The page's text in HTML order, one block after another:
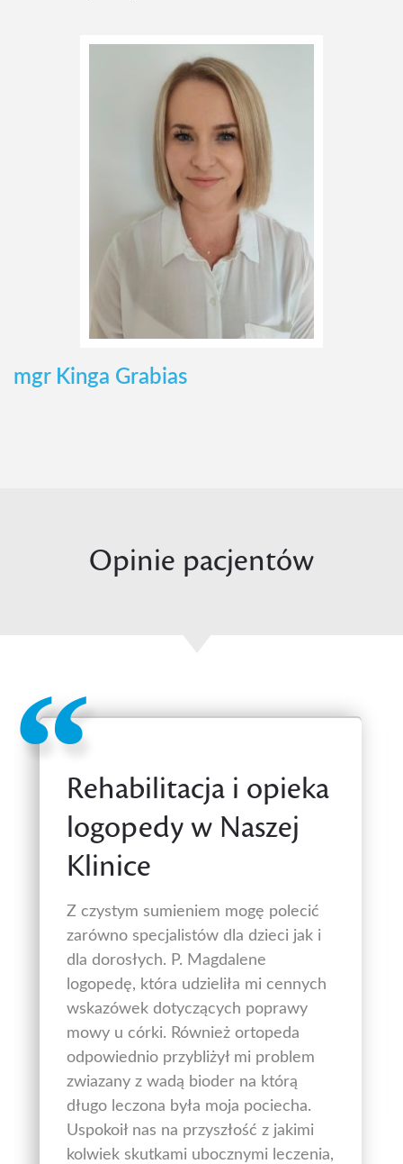
mgr Kinga Grabias
Opinie pacjentów
Rehabilitacja i opieka
logopedy w Naszej
Klinice
Z czystym sumieniem mogę polecić
zarówno specjalistów dla dzieci jak i
dla dorosłych. P. Magdalene
logopedę, która udzieliła mi cennych
wskazówek dotyczących poprawy
mowy u córki. Również ortopeda
odpowiednio przybliżył mi problem
zwiazany z wadą bioder na którą
długo leczona była moja pociecha.
Uspokoił nas na przyszłość z jakimi
kolwiek skutkami ubocznymi leczenia,